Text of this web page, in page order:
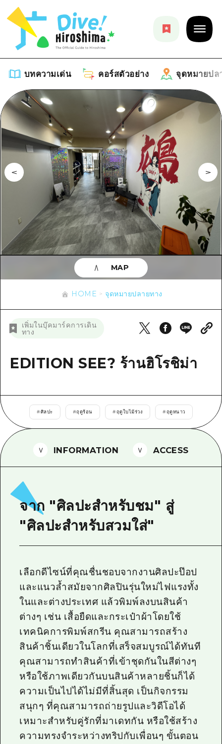
บทความเด่น คอร์สตัวอย่าง จุดหมายปล
บทความเด่น
รายการ
คำแนะนำ
ศิลปะ
งานอีเว้นท์ / เทศกาล
อาหารรสเลิศ / สุรา
การปั่นจักรยาน
ช้อปปิ้ง
กีฬา
สถานบันเทิงยามค่ำคืน
มาตรฐาน
การรักษา
ธรรมชาติ
คอร์สตัวอย่าง
รายการ
คู่มือ Dive! Hiroshima
ฮิโรชิม่า โมชิ โมชิ ทราเวล
บริเวณรอบเมืองฮิโรชิม่า
อากิ
บิงโก
บริเวณรอบๆ มิยาจิมะ
จุดหมายปลายทาง
รายการ
บริเวณรอบเมืองฮิโรชิม่า
อากิ
บิงโก
บิโฮคุ
เกโฮคุ
อีเว้นท์
ข้อมูลตามฤดูกาล
ข้อมูลที่เป็นประโยชน์
รายการ
เข้าถึงเข้าถึง
สรุปการจราจรรอง
ตั๋วเที่ยวคุ้มค่าตั๋วเที่ยวคุ้มค่า
ฮิโรชิม่า ฟรี Wi-Fi
คำถามที่พบบ่อย
ดาวน์โหลดรูปภาพ
ข่าว
HOME จุดหมายปลายทาง
เพิ่มในบุ๊คมาร์คการเดิน
ทาง
EDITION SEE? ร้านฮิโรชิม่า
#ศิลปะ #ฤดูร้อน #ฤดูใบไม้ร่วง #ฤดูหนาว
MAP
INFORMATION ACCESS
จาก "ศิลปะสำหรับชม" สู่
"ศิลปะสำหรับสวมใส่"
เลือกดีไซน์ที่คุณชื่นชอบจากงานศิลปะป๊อป
และแนวล้ำสมัยจากศิลปินรุ่นใหม่ไฟแรงทั้ง
ในและต่างประเทศ แล้วพิมพ์ลงบนสินค้า
ต่างๆ เช่น เสื้อยืดและกระเป๋าผ้าโดยใช้
เทคนิคการพิมพ์สกรีน คุณสามารถสร้าง
สินค้าชิ้นเดียวในโลกที่เสร็จสมบูรณ์ได้ทันที
คุณสามารถทำสินค้าที่เข้าชุดกันในสีต่างๆ
หรือใช้ภาพเดียวกันบนสินค้าหลายชิ้นก็ได้
ความเป็นไปได้ไม่มีที่สิ้นสุด เป็นกิจกรรม
สนุกๆ ที่คุณสามารถถ่ายรูปและวิดีโอได้
เหมาะสำหรับคู่รักที่มาเดทกัน หรือใช้สร้าง
ความทรงจำระหว่างทริปกับเพื่อนๆ ขั้นตอน